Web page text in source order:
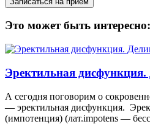
Это может быть интересно:
Эректильная дисфункция.
А сегодня поговорим о
— эректильная дисфункция.
(импотенция) (лат.impotens —